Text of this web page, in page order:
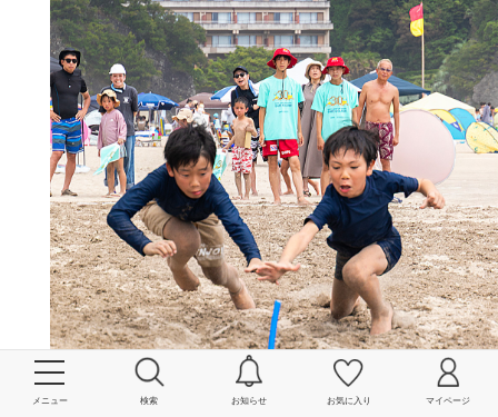
メニュー 検索 お知らせ お気に入り マイページ